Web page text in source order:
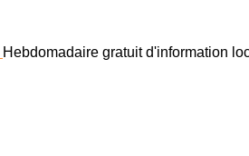
Hebdomadaire gratuit d'information